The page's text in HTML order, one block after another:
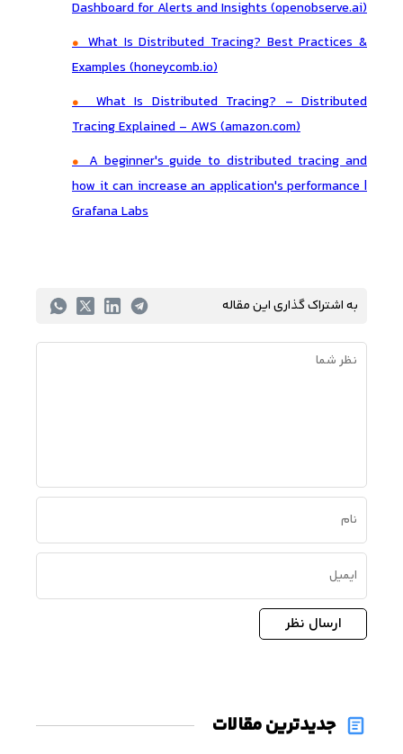
Dashboard for Alerts and Insights (openobserve.ai)
What Is Distributed Tracing? Best Practices &
Examples (honeycomb.io)
What Is Distributed Tracing? - Distributed
Tracing Explained - AWS (amazon.com)
A beginner's guide to distributed tracing and
how it can increase an application's performance |
Grafana Labs
به اشتراک گذاری این مقاله
ارسال نظر
جدیدترین مقالات